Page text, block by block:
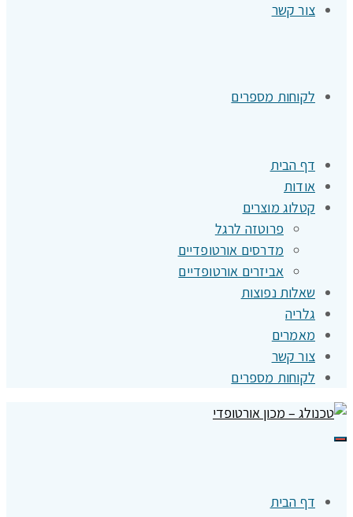
צור קשר
לקוחות מספרים
דף הבית
אודות
קטלוג מוצרים
פרוטזה לרגל
מדרסים אורטופדיים
אביזרים אורטופדיים
שאלות נפוצות
גלריה
מאמרים
צור קשר
לקוחות מספרים
תפריט
דף הבית